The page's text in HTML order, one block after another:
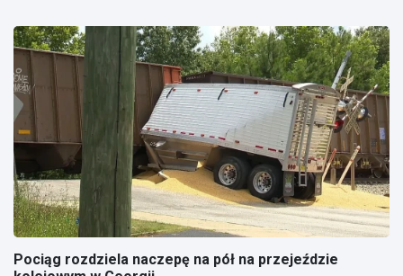
Pociąg rozdziela naczepę na pół na przejeździe